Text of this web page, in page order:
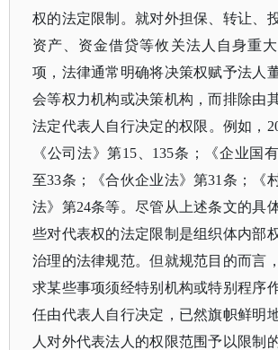
权的法定限制。就对外担保、转让、
资产、资金借贷等攸关法人自身重
项，法律通常明确将决策权赋予法人
会等权力机构或决策机构，而排除由
法定代表人自行决定的权限。例如，
《公司法》第15、135条；《企业国
至33条；《合伙企业法》第31条；《
法》第24条等。尽管从上述条文的具
些对代表权的法定限制是组织体内部
治理的法律规范。但就规范目的而言
求某些事项须经特别机构或特别程序
任由代表人自行决定，已然旗帜鲜明
人对外代表法人的权限范围予以限制